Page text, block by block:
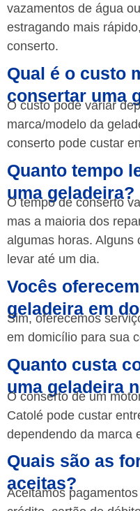
vazamentos de água
estragando mais
conserto.
Qual é o custo
consertar uma
O custo pode variar
marca/modelo da
conserto pode custar
Quanto tempo
uma geladeira?
O tempo de conserto
mas a maioria dos
algumas horas. Alguns
levar até um dia.
Vocês
geladeira em
Sim, oferecemos
em domicílio para sua
Quanto custa
uma geladeira
O conserto de um
Catolé pode custar
dependendo da marca
Quais são as
aceitas?
Aceitamos